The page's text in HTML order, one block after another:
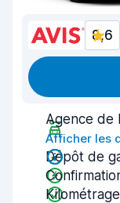
8,6
Agence de
Afficher les
Dépôt de